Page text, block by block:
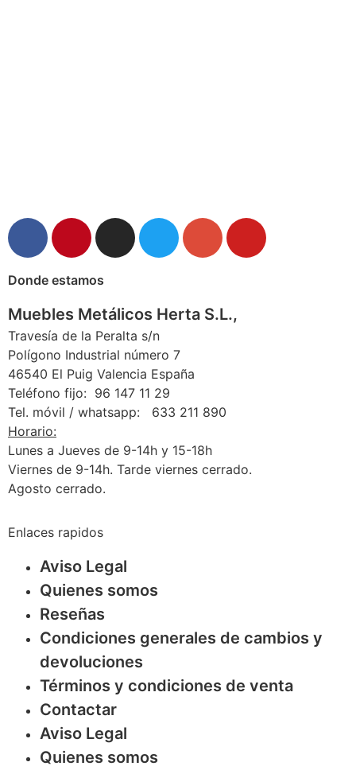
Donde estamos
Muebles Metálicos Herta S.L.,
Travesía de la Peralta s/n
Polígono Industrial número 7
46540 El Puig Valencia España
Teléfono fijo: 96 147 11 29
Tel. móvil / whatsapp: 633 211 890
Horario:
Lunes a Jueves de 9-14h y 15-18h
Viernes de 9-14h. Tarde viernes cerrado.
Agosto cerrado.
Enlaces rapidos
Aviso Legal
Quienes somos
Reseñas
Condiciones generales de cambios y
devoluciones
Términos y condiciones de venta
Contactar
Aviso Legal
Quienes somos